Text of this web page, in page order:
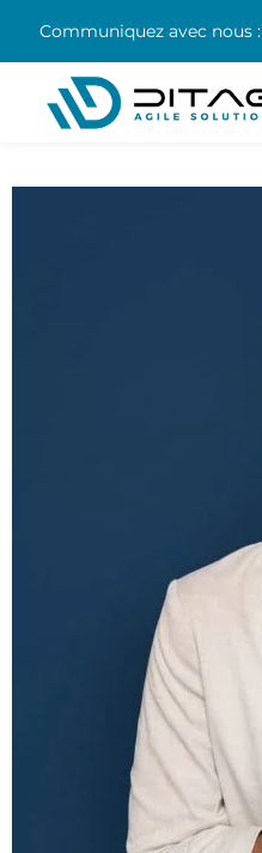
Skip
content
Communiquez avec nous :